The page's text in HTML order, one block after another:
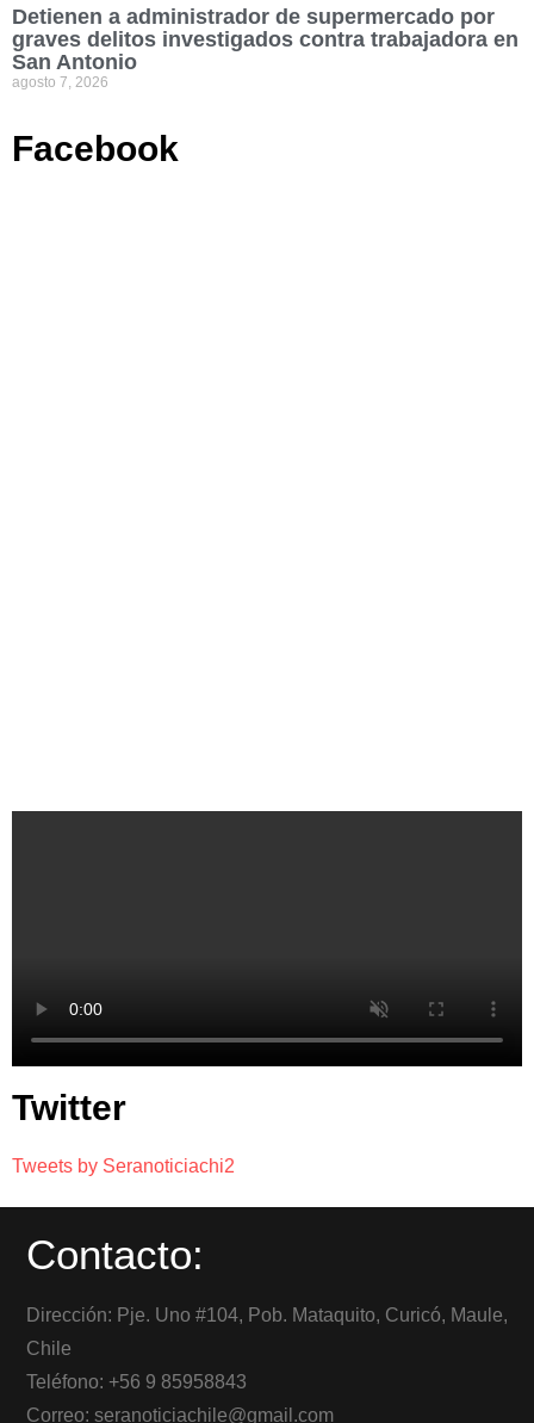
Detienen a administrador de supermercado por
graves delitos investigados contra trabajadora en
San Antonio
agosto 7, 2026
Facebook
Twitter
Tweets by Seranoticiachi2
Contacto:
Dirección: Pje. Uno #104, Pob. Mataquito, Curicó, Maule,
Chile
Teléfono: +56 9 85958843
Correo: seranoticiachile@gmail.com